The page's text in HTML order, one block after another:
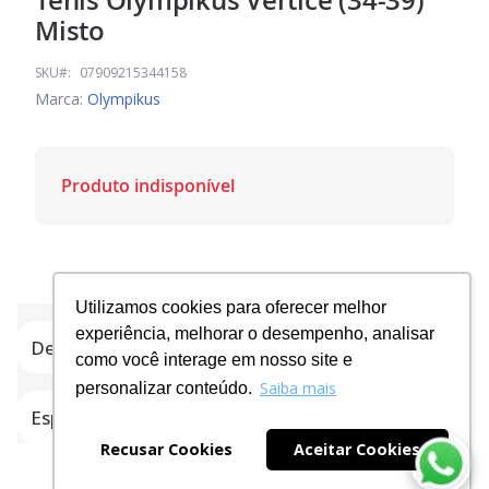
Utilizamos cookies para oferecer melhor
experiência, melhorar o desempenho, analisar
como você interage em nosso site e
personalizar conteúdo. Saiba mais
Recusar Cookies Aceitar Cookies
para
o
início
da
Misto
SKU 07909215344158
Marca: Olympikus
Produto indisponível
Detalhes do produto
Especificações